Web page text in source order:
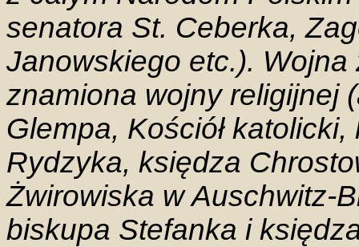
senatora St. Ceberka,
Janowskiego etc.).
znamiona wojny religijnej
Glempa, Kościół
Rydzyka, księdza
Żwirowiska w Auschwitz-
biskupa Stefanka i